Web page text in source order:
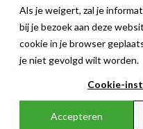
Als je weigert, zal je
bij je bezoek aan deze
cookie in je browser
je niet gevolgd wilt worden.
Cookie-
Accepteren
Krimpkous
KRIMPKOUS
kabelverbindingen tegen